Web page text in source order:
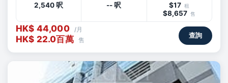
2,540 呎 -- 呎 $17 租
$8,657 售
HK$ 44,000 /月
HK$ 22.0百萬 售
查詢